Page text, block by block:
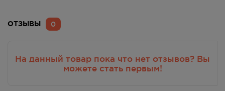
0
ОТЗЫВЫ
На данный товар пока что нет отзывов? Вы
можете стать первым!